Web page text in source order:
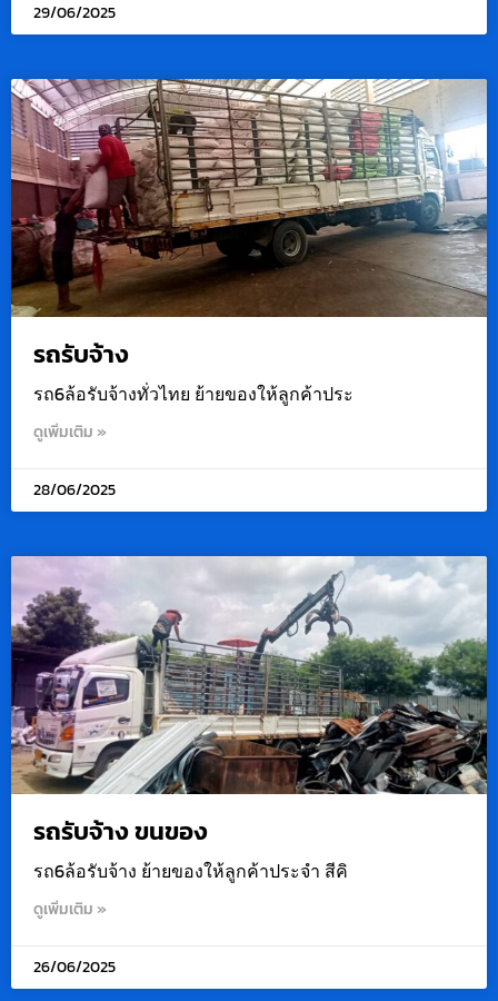
29/06/2025
รถรับจ้าง
รถ6ล้อรับจ้างทั่วไทย ย้ายของให้ลูกค้าประ
ดูเพิ่มเติม »
28/06/2025
รถรับจ้าง ขนของ
รถ6ล้อรับจ้าง ย้ายของให้ลูกค้าประจำ สีคิ
ดูเพิ่มเติม »
26/06/2025